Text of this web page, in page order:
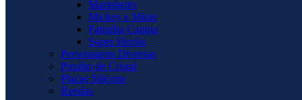
Marinheiro
Mickey e Minie
Patrulha Canina
Super Heróis
Personagens Diversas
Pirulito de Cristal
Placas Silicone
Rendas